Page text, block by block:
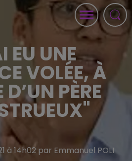
EU UNE
VOLÉE, À
PÈRE
à 14h02 par Emmanuel POLI